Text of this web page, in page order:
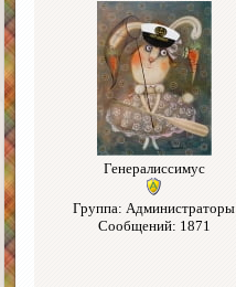
Генералиссимус
Группа: Администраторы
Сообщений: 1871